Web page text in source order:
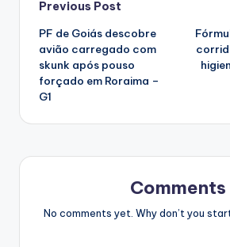
Post
navigation
Previous Post
PF de Goiás descobre
avião carregado com
skunk após pouso
forçado em Roraima –
G1
Comments
No comments yet. Why don’t you